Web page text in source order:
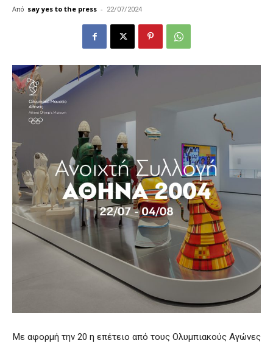
Από say yes to the press - 22/07/2024
Με αφορμή την 20 η επέτειο από τους Ολυμπιακούς Αγώνες